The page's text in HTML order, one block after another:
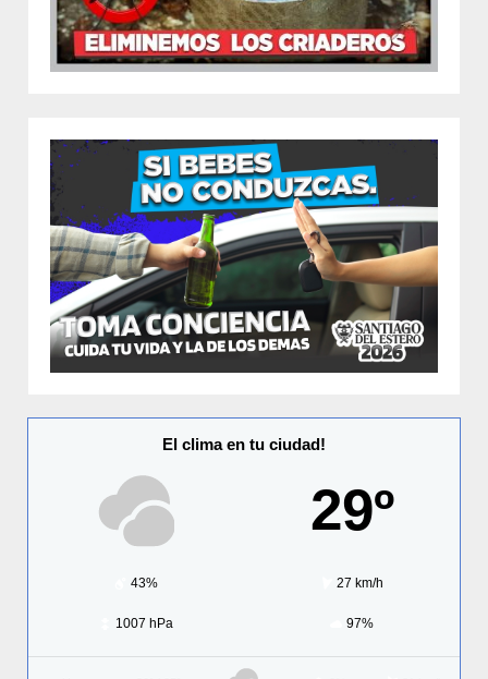
El clima en tu ciudad!
29º
43% 27 km/h
1007 hPa 97%